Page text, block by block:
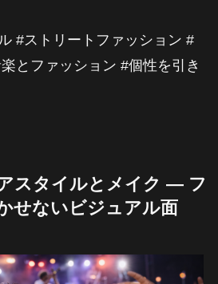
#ストリートファッション #
とファッション #個性を引き
スタイルとメイク — フ
せないビジュアル面